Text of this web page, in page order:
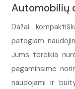
Automobilių
Dažai
patogiam
Jums tereikia
pagaminsime
naudojami ir